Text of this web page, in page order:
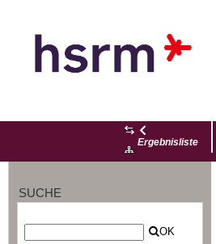
Ergebnisliste
SUCHE
OK